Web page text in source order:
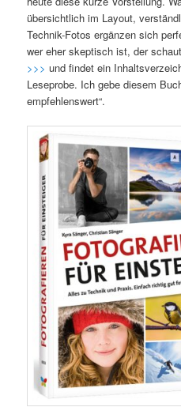
übersichtlich im Layout,
Technik-Fotos ergänzen sich
wer eher skeptisch ist, der
>>> und findet ein
Leseprobe. Ich gebe diesem
empfehlenswert“.